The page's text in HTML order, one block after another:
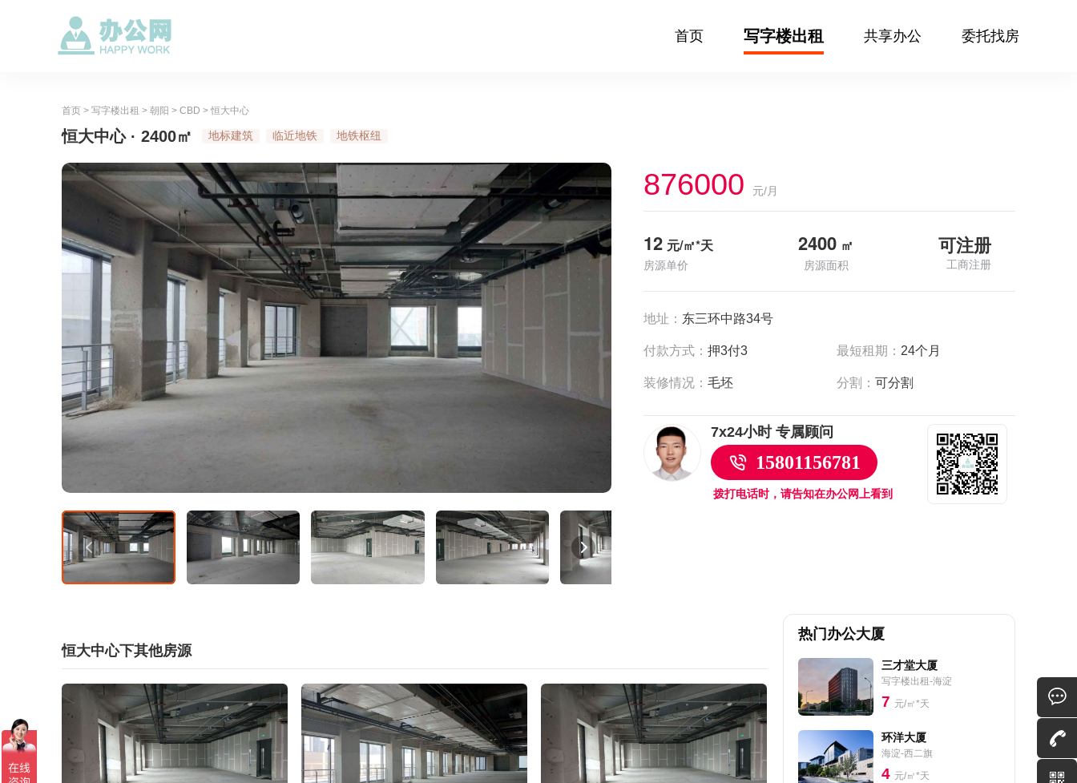
首页 写字楼出租 共享办公 委托找房
首页 > 写字楼出租 > 朝阳 > CBD > 恒大中心
恒大中心 · 2400㎡ 地标建筑 临近地铁 地铁枢纽
876000 元/月
12 元/㎡*天
房源单价
2400 ㎡
房源面积
可注册
工商注册
地址： 东三环中路34号
付款方式： 押3付3 最短租期： 24个月
装修情况： 毛坯 分割：可分割
7x24小时 专属顾问
15801156781
拨打电话时，请告知在办公网上看到
恒大中心下其他房源
热门办公大厦
三才堂大厦
写字楼出租-海淀
7 元/㎡*天
环洋大厦
海淀-西二旗
4 元/㎡*天